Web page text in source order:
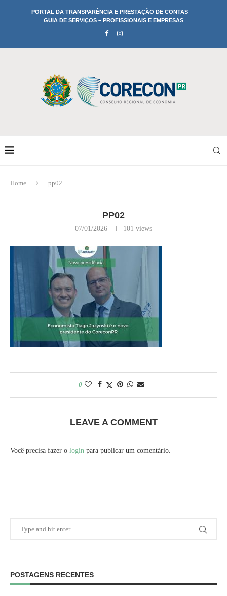
PORTAL DA TRANSPARÊNCIA E PRESTAÇÃO DE CONTAS
GUIA DE SERVIÇOS – PROFISSIONAIS E EMPRESAS
Home pp02
PP02
07/01/2026 101 views
0
LEAVE A COMMENT
Você precisa fazer o login para publicar um comentário.
POSTAGENS RECENTES